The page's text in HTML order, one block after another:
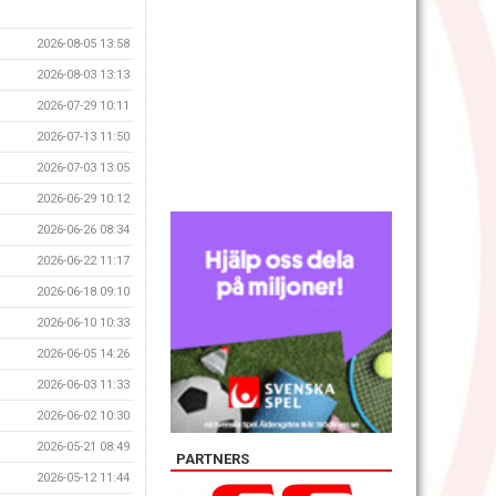
2026-08-05 13:58
2026-08-03 13:13
2026-07-29 10:11
2026-07-13 11:50
2026-07-03 13:05
2026-06-29 10:12
2026-06-26 08:34
2026-06-22 11:17
2026-06-18 09:10
2026-06-10 10:33
2026-06-05 14:26
2026-06-03 11:33
2026-06-02 10:30
2026-05-21 08:49
2026-05-12 11:44
PARTNERS